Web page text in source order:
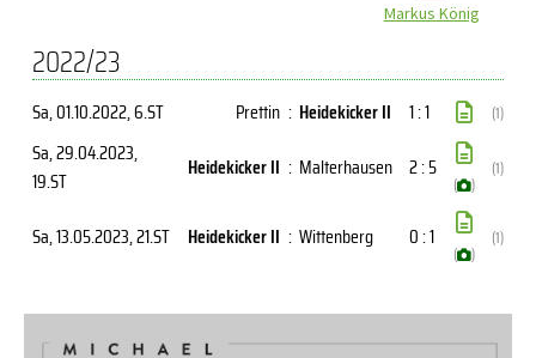
Markus König
2022/23
Sa, 01.10.2022, 6.ST Prettin : Heidekicker II 1 : 1 (1)
Sa, 29.04.2023,
19.ST
Heidekicker II : Malterhausen 2 : 5
( )
(1)
Sa, 13.05.2023, 21.ST Heidekicker II : Wittenberg 0 : 1
( )
(1)